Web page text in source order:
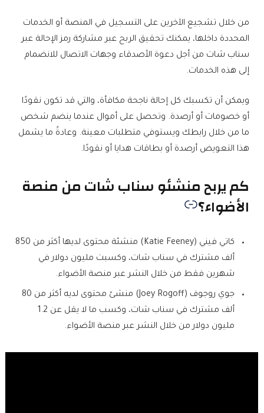
من خلال تشجيع الآخرين على التسجيل في المنصة أو الخدمات
المحددة داخلها، يمكنك تحقيق الربح عبر مشاركة رمز الإحالة عبر
سناب شات من أجل دعوة الأصدقاء وجهات الاتصال للانضمام
إلى هذه الخدمات.
ويمكن أن تكسبك كل إحالة ناجحة مكافأة، والتي قد تكون نقودًا
أو خصومات أو أرصدة. وتحصل على أموال عندما ينضم شخص
ما من خلال رابطك ويستوفي متطلبات معينة. وعادةً ما يشمل
هذا التعويض أرصدة أو بطاقات هدايا أو نقودًا.
كم يربح منشئو سناب شات من منصة
الأضواء؟
كاتي فيني (Katie Feeney) منشئة محتوى لديها أكثر من 850
ألف مشترك في سناب شات، وكسبت مليون دولار في
شهرين فقط من خلال النشر عبر منصة الأضواء.
جوي روجوف (Joey Rogoff) منشئ محتوى لديه أكثر من 80
ألف مشترك في سناب شات، وكسب ما لا يقل عن 1.2
مليون دولار من خلال النشر عبر منصة الأضواء.